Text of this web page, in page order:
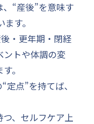
、“産後”を意味す
す。
・更年期・閉経
ントや体調の変
。
定点”を持てば、
つ、セルフケア上